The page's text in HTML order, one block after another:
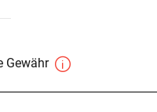
Gewähr